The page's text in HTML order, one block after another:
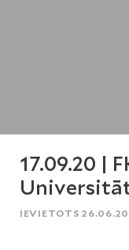
17.09.20 |
IEVIETOTS